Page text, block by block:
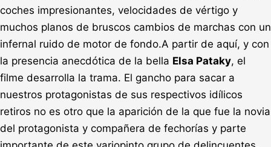
coches impresionantes, velocidades de vértigo y
muchos planos de bruscos cambios de marchas con un
infernal ruido de motor de fondo.A partir de aquí, y con
la presencia anecdótica de la bella Elsa Pataky, el
filme desarrolla la trama. El gancho para sacar a
nuestros protagonistas de sus respectivos idílicos
retiros no es otro que la aparición de la que fue la novia
del protagonista y compañera de fechorías y parte